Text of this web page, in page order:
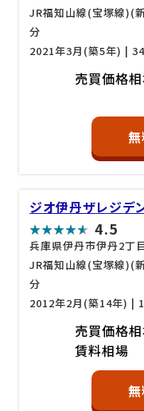
JR福知山線(宝塚線)(
分
2021年3月(築5年) |
売買価格
ジオ伊丹ザレジデ
4.5
兵庫県伊丹市伊丹2丁
JR福知山線(宝塚線)(
分
2012年2月(築14年) |
売買価格
賃料相場